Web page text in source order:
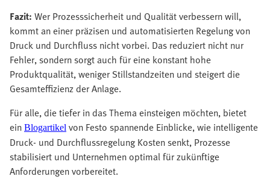
Fazit: Wer Prozesssicherheit und Qualität verbessern will,
kommt an einer präzisen und automatisierten Regelung von
Druck und Durchfluss nicht vorbei. Das reduziert nicht nur
Fehler, sondern sorgt auch für eine konstant hohe
Produktqualität, weniger Stillstandzeiten und steigert die
Gesamteffizienz der Anlage.
Für alle, die tiefer in das Thema einsteigen möchten, bietet
ein Blogartikel von Festo spannende Einblicke, wie intelligente
Druck- und Durchflussregelung Kosten senkt, Prozesse
stabilisiert und Unternehmen optimal für zukünftige
Anforderungen vorbereitet.